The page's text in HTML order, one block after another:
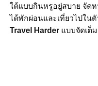
ใต้แบบกินหรูอยู่สบาย จัด
ได้พักผ่อนและเที่ยวไปใน
Travel Harder แบบจัดเต็